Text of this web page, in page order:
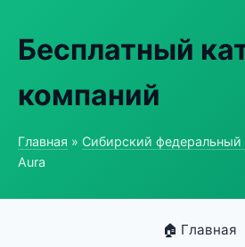
Бесплатный
компаний
Главная » Сибирский федеральный
Aura
🏠 Главная